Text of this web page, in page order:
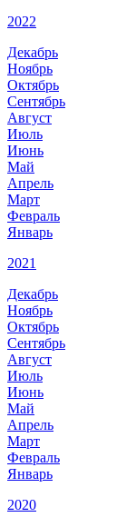
2022
Декабрь
Ноябрь
Октябрь
Сентябрь
Август
Июль
Июнь
Май
Апрель
Март
Февраль
Январь
2021
Декабрь
Ноябрь
Октябрь
Сентябрь
Август
Июль
Июнь
Май
Апрель
Март
Февраль
Январь
2020